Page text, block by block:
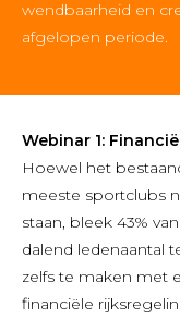
wendbaarheid en
afgelopen periode.
Webinar 1:
Hoewel het
meeste sportclubs
staan, bleek 43%
dalend ledenaantal
zelfs te maken met
financiële